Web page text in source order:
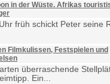
in der Wüste. Afrikas
früh schickt Peter seine
Filmkulissen, Festspielen und
überraschende
Ein...